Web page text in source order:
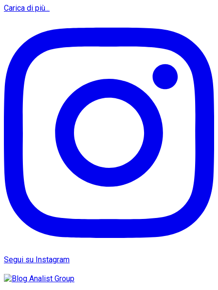
Carica di più...
Segui su Instagram